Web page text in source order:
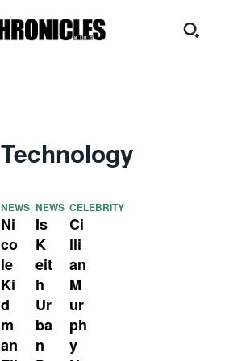
Technology
NEWS
Ni
co
le
Ki
d
m
an
NEWS
Is
K
eit
h
Ur
ba
n
CELEBRITY
Ci
lli
an
M
ur
ph
y